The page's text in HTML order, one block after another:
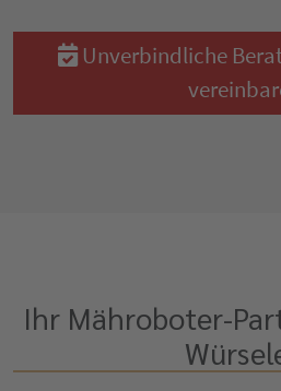
Unverbindliche
Ihr Mähroboter-